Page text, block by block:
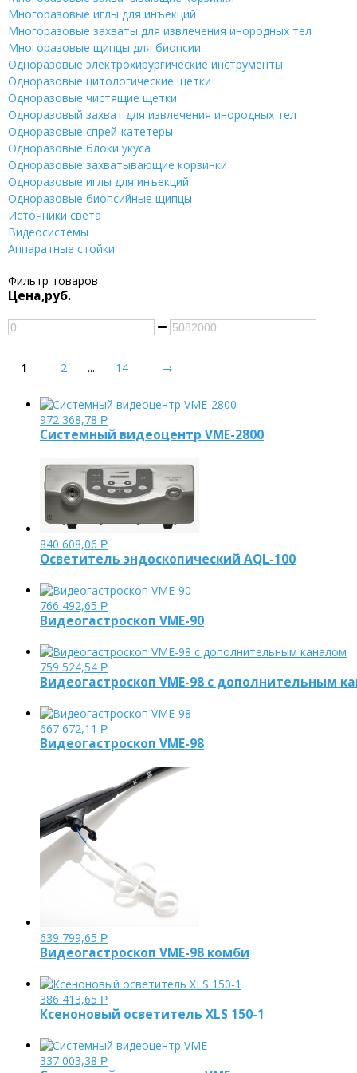
Многоразовые иглы для инъекций
Многоразовые захваты для извлечения инородных тел
Многоразовые щипцы для биопсии
Одноразовые электрохирургические инструменты
Одноразовые цитологические щетки
Одноразовые чистящие щетки
Одноразовый захват для извлечения инородных тел
Одноразовые спрей-катетеры
Одноразовые блоки укуса
Одноразовые захватывающие корзинки
Одноразовые иглы для инъекций
Одноразовые биопсийные щипцы
Источники света
Видеосистемы
Аппаратные стойки
Фильтр товаров
Цена,руб.
1 2 ... 14 →
972 368,78 Р
Системный видеоцентр VME-2800
840 608,06 Р
Осветитель эндоскопический AQL-100
766 492,65 Р
Видеогастроскоп VME-90
759 524,54 Р
Видеогастроскоп VME-98 c дополнительным
667 672,11 Р
Видеогастроскоп VME-98
639 799,65 Р
Видеогастроскоп VME-98 комби
386 413,65 Р
Ксеноновый осветитель XLS 150-1
337 003,38 Р